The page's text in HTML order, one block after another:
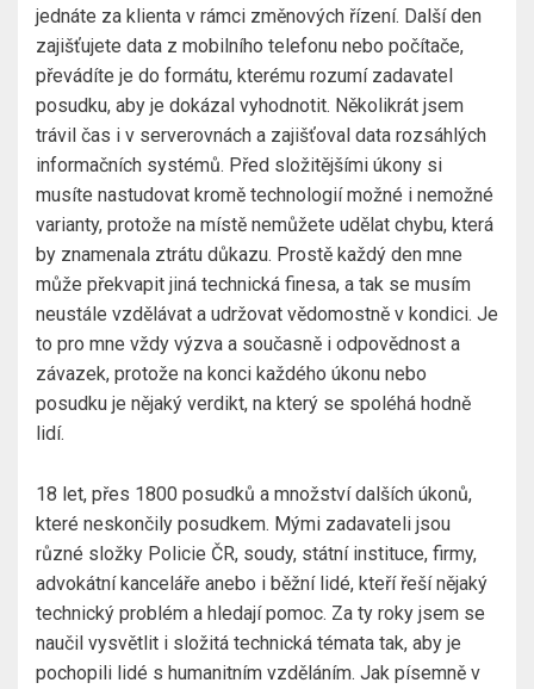
jednáte za klienta v rámci změnových řízení. Další den
zajišťujete data z mobilního telefonu nebo počítače,
převádíte je do formátu, kterému rozumí zadavatel
posudku, aby je dokázal vyhodnotit. Několikrát jsem
trávil čas i v serverovnách a zajišťoval data rozsáhlých
informačních systémů. Před složitějšími úkony si
musíte nastudovat kromě technologií možné i nemožné
varianty, protože na místě nemůžete udělat chybu, která
by znamenala ztrátu důkazu. Prostě každý den mne
může překvapit jiná technická finesa, a tak se musím
neustále vzdělávat a udržovat vědomostně v kondici. Je
to pro mne vždy výzva a současně i odpovědnost a
závazek, protože na konci každého úkonu nebo
posudku je nějaký verdikt, na který se spoléhá hodně
lidí.
18 let, přes 1800 posudků a množství dalších úkonů,
které neskončily posudkem. Mými zadavateli jsou
různé složky Policie ČR, soudy, státní instituce, firmy,
advokátní kanceláře anebo i běžní lidé, kteří řeší nějaký
technický problém a hledají pomoc. Za ty roky jsem se
naučil vysvětlit i složitá technická témata tak, aby je
pochopili lidé s humanitním vzděláním. Jak písemně v